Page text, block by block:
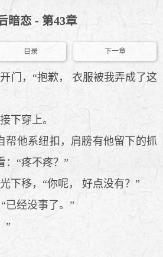
暗恋 - 第43章
目录 下一章
门，“抱歉， 衣服被我弄成了这
下穿上。
他系纽扣，肩膀有他留下的抓
：“疼不疼？”
下移，“你呢， 好点没有？”
经没事了。”
”